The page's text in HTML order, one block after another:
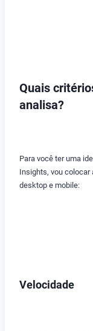
Quais
analisa?
Para você ter uma
Insights, vou colocar
desktop e mobile:
Velocidade